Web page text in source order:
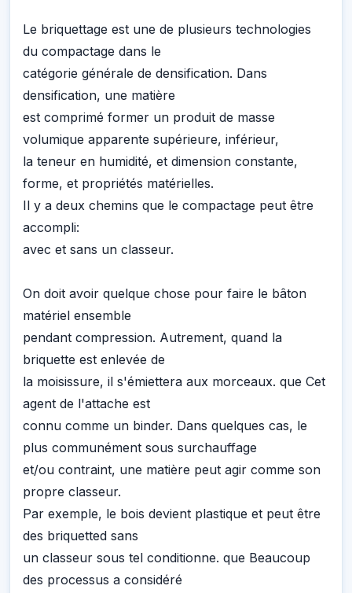
Le briquettage est une de plusieurs technologies
du compactage dans le
catégorie générale de densification. Dans
densification, une matière
est comprimé former un produit de masse
volumique apparente supérieure, inférieur,
la teneur en humidité, et dimension constante,
forme, et propriétés matérielles.
Il y a deux chemins que le compactage peut être
accompli:
avec et sans un classeur.
On doit avoir quelque chose pour faire le bâton
matériel ensemble
pendant compression. Autrement, quand la
briquette est enlevée de
la moisissure, il s'émiettera aux morceaux. que Cet
agent de l'attache est
connu comme un binder. Dans quelques cas, le
plus communément sous surchauffage
et/ou contraint, une matière peut agir comme son
propre classeur.
Par exemple, le bois devient plastique et peut être
des briquetted sans
un classeur sous tel conditionne. que Beaucoup
des processus a considéré